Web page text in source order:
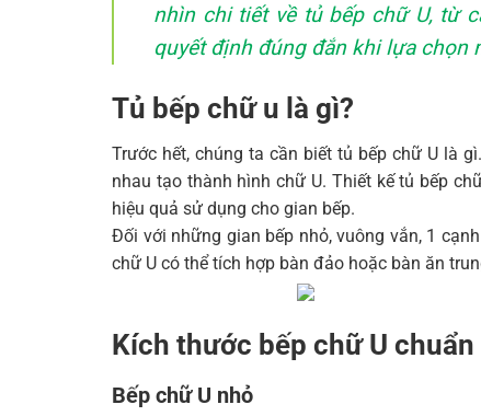
nhìn chi tiết về tủ bếp chữ U, từ
quyết định đúng đắn khi lựa chọn
Tủ bếp chữ u là gì?
Trước hết, chúng ta cần biết tủ bếp chữ U là
nhau tạo thành hình chữ U. Thiết kế tủ bếp
hiệu quả sử dụng cho gian bếp.
Đối với những gian bếp nhỏ, vuông vắn, 1
chữ U có thể tích hợp bàn đảo hoặc bàn ăn
Kích thước bếp chữ U chuẩn
Bếp chữ U nhỏ